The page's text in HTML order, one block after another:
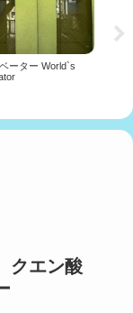
ーター World`s
クエン酸